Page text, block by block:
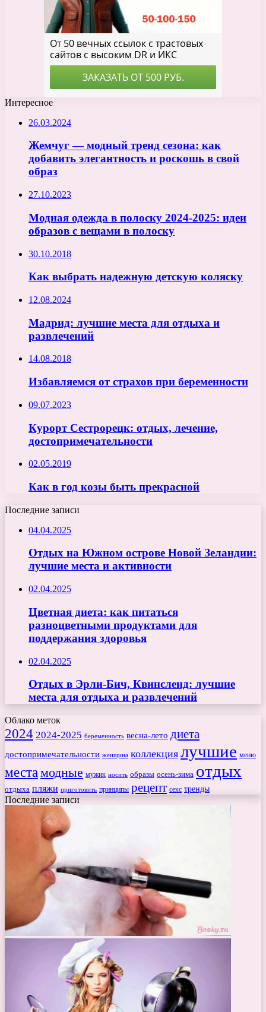
Интересное
26.03.2024
Жемчуг — модный тренд сезона: как
добавить элегантность и роскошь в свой
образ
27.10.2023
Модная одежда в полоску 2024-2025: идеи
образов с вещами в полоску
30.10.2018
Как выбрать надежную детскую коляску
12.08.2024
Мадрид: лучшие места для отдыха и
развлечений
14.08.2018
Избавляемся от страхов при беременности
09.07.2023
Курорт Сестрорецк: отдых, лечение,
достопримечательности
02.05.2019
Как в год козы быть прекрасной
Последние записи
04.04.2025
Отдых на Южном острове Новой Зеландии:
лучшие места и активности
02.04.2025
Цветная диета: как питаться
разноцветными продуктами для
поддержания здоровья
02.04.2025
Отдых в Эрли-Бич, Квинсленд: лучшие
места для отдыха и развлечений
Облако меток
2024 2024-2025 беременность весна-лето диета
достопримечательности женщина коллекция лучшие меню
места модные мужик носить образы осень-зима отдых
отдыха пляжи приготовить принципы рецепт секс тренды
Последние записи